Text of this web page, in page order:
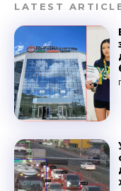
LATEST